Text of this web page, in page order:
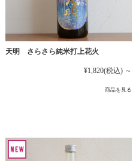
天明 さらさら純米打上花火
¥1,820(税込) ～
商品を見る